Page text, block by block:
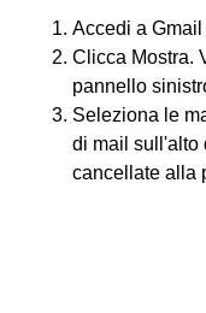
Accedi a
Clicca Mostra.
pannello
Seleziona le
di mail sull'alto
cancellate alla